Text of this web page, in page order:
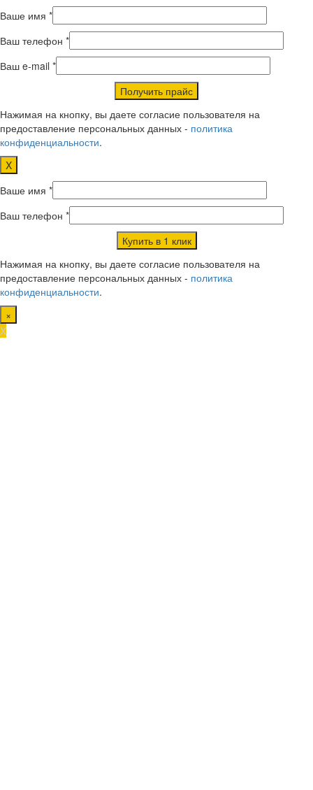
Ваше имя *
Ваш телефон *
Ваш e-mail *
Нажимая на кнопку, вы даете согласие пользователя на
предоставление персональных данных - политика
конфиденциальности.
X
Ваше имя *
Ваш телефон *
Нажимая на кнопку, вы даете согласие пользователя на
предоставление персональных данных - политика
конфиденциальности.
×
X